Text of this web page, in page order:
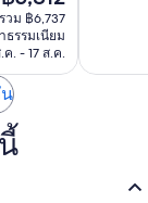
ปัจจุบัน
คือ
฿5,812
วม ฿6,737
รรมเนียม
ค. - 17 ส.ค.